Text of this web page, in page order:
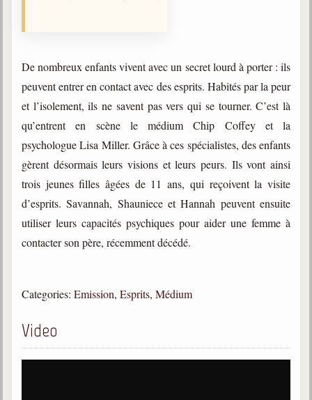
Sujets du mois
Citations
Maximes
Enregistrements
séance d'aide spirituelle
Diaporamas
Cours dispensés au Centre
L'Agora
De nombreux enfants vivent avec un secret lourd à porter : ils
peuvent entrer en contact avec des esprits. Habités par la peur
et l’isolement, ils ne savent pas vers qui se tourner. C’est là
qu’entrent en scène le médium Chip Coffey et la
psychologue Lisa Miller. Grâce à ces spécialistes, des enfants
gèrent désormais leurs visions et leurs peurs. Ils vont ainsi
trois jeunes filles âgées de 11 ans, qui reçoivent la visite
d’esprits. Savannah, Shauniece et Hannah peuvent ensuite
utiliser leurs capacités psychiques pour aider une femme à
contacter son père, récemment décédé.
Categories: Emission, Esprits, Médium
Video